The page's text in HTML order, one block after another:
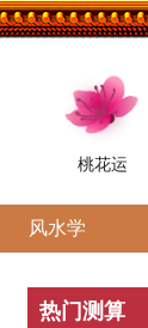
桃花运
风水学
热门测算